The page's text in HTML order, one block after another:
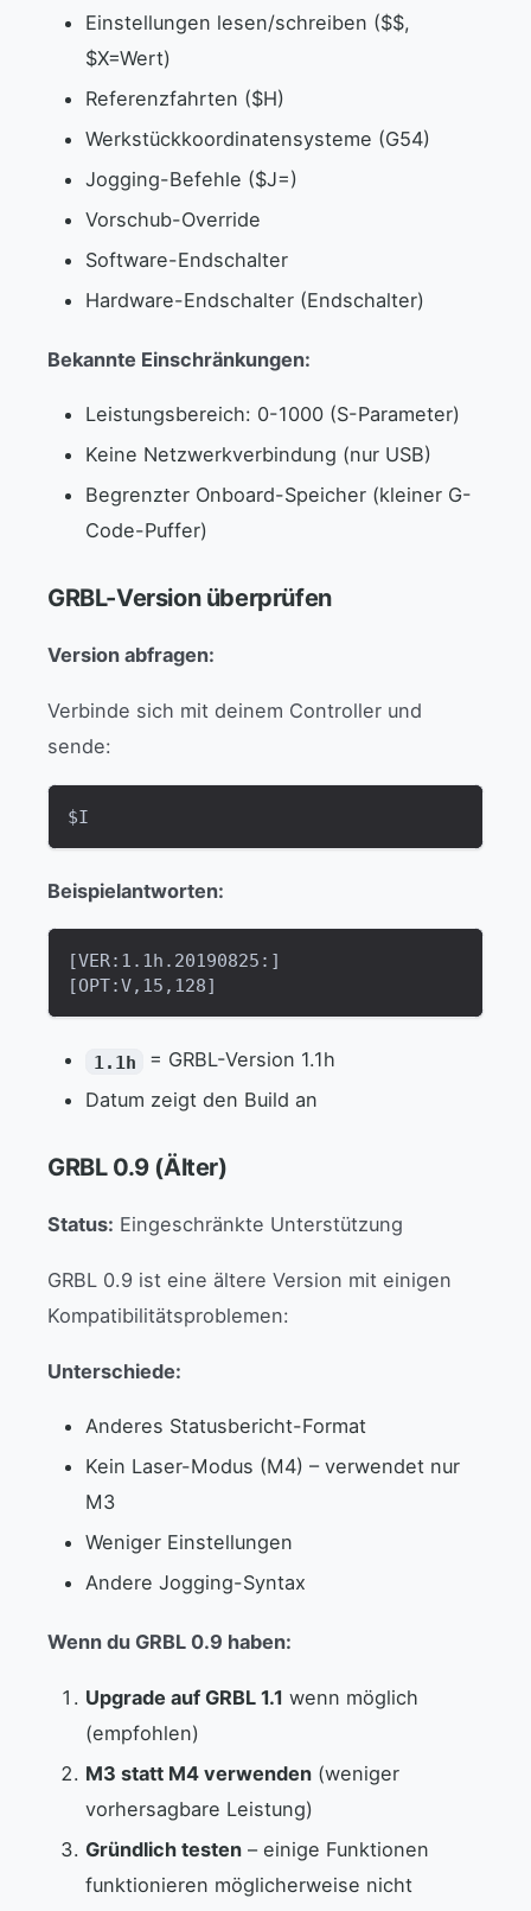
Einstellungen lesen/schreiben ($$,
$X=Wert)
Referenzfahrten ($H)
Werkstückkoordinatensysteme (G54)
Jogging-Befehle ($J=)
Vorschub-Override
Software-Endschalter
Hardware-Endschalter (Endschalter)
Bekannte Einschränkungen:
Leistungsbereich: 0-1000 (S-Parameter)
Keine Netzwerkverbindung (nur USB)
Begrenzter Onboard-Speicher (kleiner G-
Code-Puffer)
GRBL-Version überprüfen
Version abfragen:
Verbinde sich mit deinem Controller und
sende:
$I
Beispielantworten:
[VER:1.1h.20190825:]
[OPT:V,15,128]
1.1h
= GRBL-Version 1.1h
Datum zeigt den Build an
GRBL 0.9 (Älter)
Status: Eingeschränkte Unterstützung
GRBL 0.9 ist eine ältere Version mit einigen
Kompatibilitätsproblemen:
Unterschiede:
Anderes Statusbericht-Format
Kein Laser-Modus (M4) – verwendet nur
M3
Weniger Einstellungen
Andere Jogging-Syntax
Wenn du GRBL 0.9 haben:
Upgrade auf GRBL 1.1 wenn möglich
(empfohlen)
M3 statt M4 verwenden (weniger
vorhersagbare Leistung)
Gründlich testen – einige Funktionen
funktionieren möglicherweise nicht